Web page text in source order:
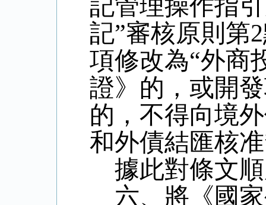
記管理操作指
記”審核原則第2
項修改為“外商
證》的，或開
的，不得向境
和外債結匯核
據此對條文
六、將《國